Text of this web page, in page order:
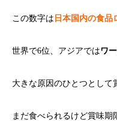
この数字は 日本国内の食品
世界で6位、アジアではワ
大きな原因のひとつとして
まだ食べられるけど賞味期